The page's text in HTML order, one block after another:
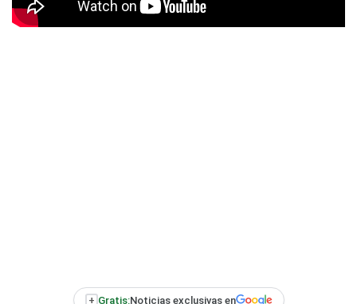
+ Gratis:Noticias exclusivas en